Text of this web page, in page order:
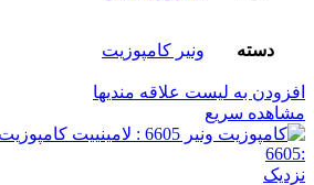
دسته ونیر کامپوزیت
افزودن به لیست علاقه مندیها
مشاهده سریع
نزدیک